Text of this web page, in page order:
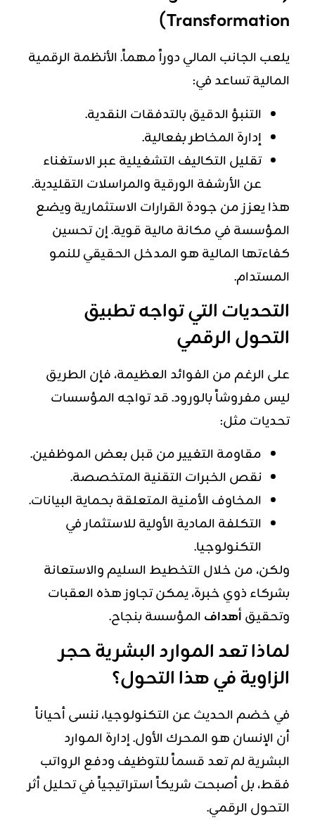
Transformation)
يلعب الجانب المالي دوراً مهماً. الأنظمة الرقمية
المالية تساعد في:
التنبؤ الدقيق بالتدفقات النقدية.
إدارة المخاطر بفعالية.
تقليل التكاليف التشغيلية عبر الاستغناء
عن الأرشفة الورقية والمراسلات التقليدية.
هذا يعزز من جودة القرارات الاستثمارية ويضع
المؤسسة في مكانة مالية قوية. إن تحسين
كفاءتها المالية هو المدخل الحقيقي للنمو
المستدام.
التحديات التي تواجه تطبيق
التحول الرقمي
على الرغم من الفوائد العظيمة، فإن الطريق
ليس مفروشاً بالورود. قد تواجه المؤسسات
تحديات مثل:
مقاومة التغيير من قبل بعض الموظفين.
نقص الخبرات التقنية المتخصصة.
المخاوف الأمنية المتعلقة بحماية البيانات.
التكلفة المادية الأولية للاستثمار في
التكنولوجيا.
ولكن، من خلال التخطيط السليم والاستعانة
بشركاء ذوي خبرة، يمكن تجاوز هذه العقبات
وتحقيقأهدافالمؤسسة بنجاح.
لماذا تعد الموارد البشرية حجر
الزاوية في هذا التحول؟
في خضم الحديث عن التكنولوجيا، ننسى أحياناً
أن الإنسان هو المحرك الأول. إدارة الموارد
البشرية لم تعد قسماً للتوظيف ودفعالرواتب
فقط، بل أصبحت شريكاً استراتيجياً في تحليل أثر
التحول الرقمي.